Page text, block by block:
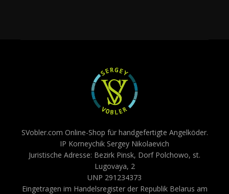
SVobler.com Online-Shop für handgefertigte Angelköder.
IP Korneychik Sergey Nikolaevich
Juristische Adresse: Bezirk Pinsk, Dorf Polchowo, st.
Lugovaya, 2
UNP 291234373
Eingetragen im Handelsregister der Republik Belarus am